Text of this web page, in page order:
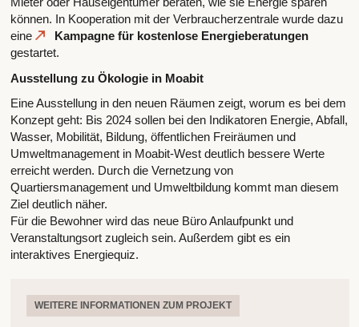
können. In Kooperation mit der Verbraucherzentrale wurde dazu
eine
Kampagne für kostenlose Energieberatungen
gestartet.
Ausstellung zu Ökologie in Moabit
Eine Ausstellung in den neuen Räumen zeigt, worum es bei dem
Konzept geht: Bis 2024 sollen bei den Indikatoren Energie, Abfall,
Wasser, Mobilität, Bildung, öffentlichen Freiräumen und
Umweltmanagement in Moabit-West deutlich bessere Werte
erreicht werden. Durch die Vernetzung von
Quartiersmanagement und Umweltbildung kommt man diesem
Ziel deutlich näher.
Für die Bewohner wird das neue Büro Anlaufpunkt und
Veranstaltungsort zugleich sein. Außerdem gibt es ein
interaktives Energiequiz.
WEITERE INFORMATIONEN ZUM PROJEKT